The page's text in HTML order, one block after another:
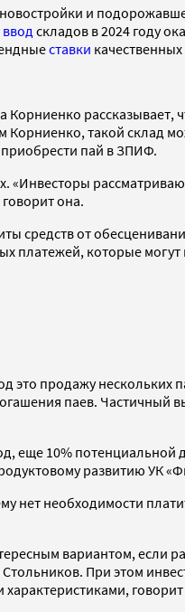
и
ввод складов в 2024 году
ставки
такой склад
приобрести пай в ЗПИФ.
она.
средств от
платежей, которые
продажу нескольких
паев.
еще 10%
развитию УК
нет необходимости
вариантом, если
При этом